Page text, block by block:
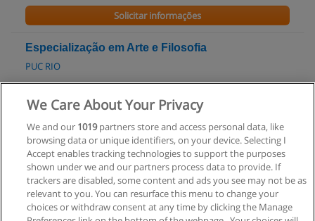
Solicitar informações
Especialização em Arte e Filosofia
PUC RIO
Solicitar informações
Especialização em Filosofia Antiga
PUC RIO
Solicitar informações
We Care About Your Privacy
We and our 1019partners store and access personal data, like
browsing data or unique identifiers, on your device. Selecting I
Accept enables tracking technologies to support the purposes
shown under we and our partners process data to provide. If
trackers are disabled, some content and ads you see may not be as
relevant to you. You can resurface this menu to change your
choices or withdraw consent at any time by clicking the Manage